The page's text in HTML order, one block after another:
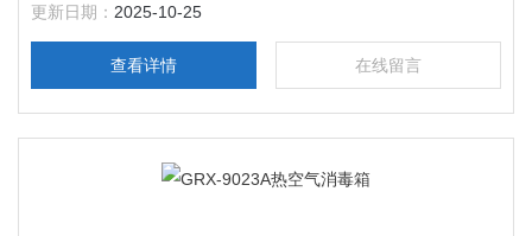
50L$n载物托架（标配）：2块$n定时范围：1-9999分钟
更新日期： 2025-10-25
查看详情 在线留言